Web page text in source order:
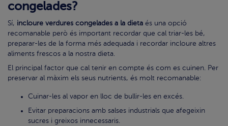
congelades?
Sí, incloure verdures congelades a la dieta és una opció
recomanable però és important recordar que cal triar-les bé,
preparar-les de la forma més adequada i recordar incloure altres
aliments frescos a la nostra dieta.
El principal factor que cal tenir en compte és com es cuinen. Per
preservar al màxim els seus nutrients, és molt recomanable:
Cuinar-les al vapor en lloc de bullir-les en excés.
Evitar preparacions amb salses industrials que afegeixin
sucres i greixos innecessaris.